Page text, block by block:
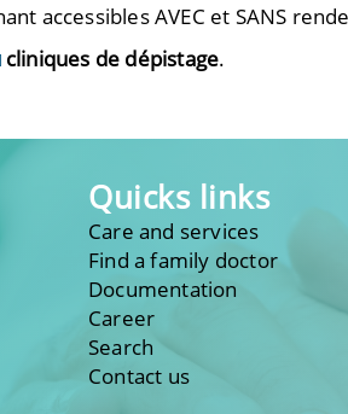
accessibles AVEC et SANS
cliniques de dépistage.
Quicks links
Care and services
Find a family doctor
Documentation
Career
Search
Contact us